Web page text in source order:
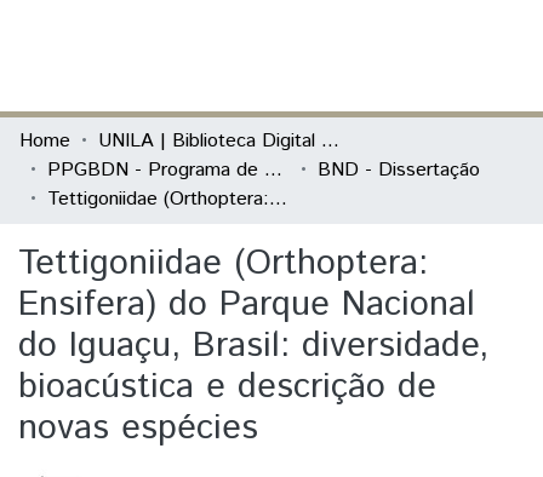
Communities & Collections
All of DSpace
Home
UNILA | Biblioteca Digital de Dissertações e Teses
PPGBDN - Programa de Pós-Graduação em Biodiversidade Neotropical
BND - Dissertação
Tettigoniidae (Orthoptera: Ensifera) do Parque Nacional do Iguaçu, Brasil: diversidade, bioacústica e descrição de novas espécies
Tettigoniidae (Orthoptera:
Ensifera) do Parque Nacional
do Iguaçu, Brasil: diversidade,
bioacústica e descrição de
novas espécies